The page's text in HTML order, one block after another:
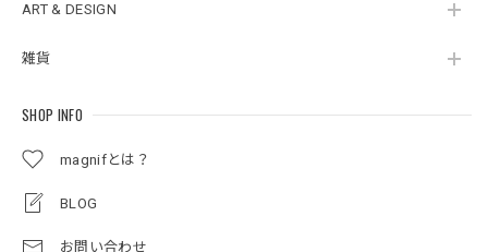
ART & DESIGN
雑貨
SHOP INFO
magnifとは？
BLOG
お問い合わせ